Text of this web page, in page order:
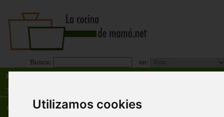
Utilizamos cookies
Busca: en:
Recetas
Tienda
Actualidad